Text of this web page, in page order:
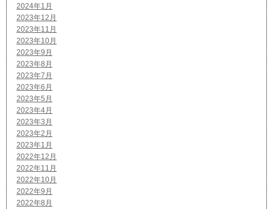
2024年1月
2023年12月
2023年11月
2023年10月
2023年9月
2023年8月
2023年7月
2023年6月
2023年5月
2023年4月
2023年3月
2023年2月
2023年1月
2022年12月
2022年11月
2022年10月
2022年9月
2022年8月